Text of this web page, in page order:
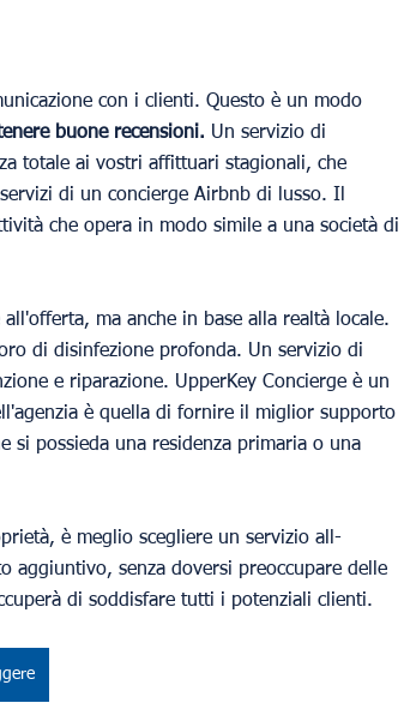
con i clienti. Questo è un modo
buone recensioni. Un servizio di
totale ai vostri affittuari stagionali, che
di un concierge Airbnb di lusso. Il
che opera in modo simile a una società di
ma anche in base alla realtà locale.
di disinfezione profonda. Un servizio di
e riparazione. UpperKey Concierge è un
è quella di fornire il miglior supporto
si possieda una residenza primaria o una
è meglio scegliere un servizio all-
aggiuntivo, senza doversi preoccupare delle
di soddisfare tutti i potenziali clienti.